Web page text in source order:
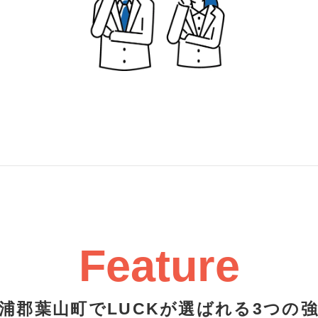
Feature
郡葉山町でLUCKが選ばれる3つの